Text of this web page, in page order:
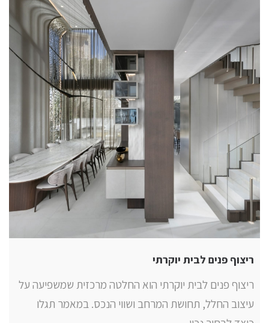
ריצוף פנים לבית יוקרתי
ריצוף פנים לבית יוקרתי הוא החלטה מרכזית שמשפיעה על
עיצוב החלל, תחושת המרחב ושווי הנכס. במאמר תגלו